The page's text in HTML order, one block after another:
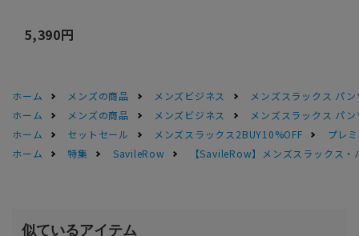
5,390円
ホーム メンズの商品 メンズビジネス
メンズスラックス パン
ホーム
メンズの商品 メンズビジネス
メンズスラックス パン
ホーム
セットセール メンズスラックス2BUY10%OFF
プレ
ホーム
特集 SavileRow 【SavileRow】メンズスラックス・